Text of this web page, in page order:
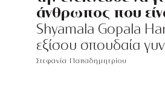
άνθρωπος που
Shyamala Gopala
εξίσου σπουδαία
Στεφανία Παπαδημητρίου